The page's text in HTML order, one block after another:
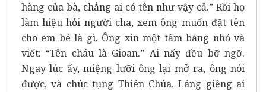
hàng của bà, chẳng ai có tên như vậy cả.” Rồi họ
làm hiệu hỏi người cha, xem ông muốn đặt tên
cho em bé là gì. Ông xin một tấm bảng nhỏ và
viết: “Tên cháu là Gioan.” Ai nấy đều bỡ ngỡ.
Ngay lúc ấy, miệng lưỡi ông lại mở ra, ông nói
được, và chúc tụng Thiên Chúa. Láng giềng ai